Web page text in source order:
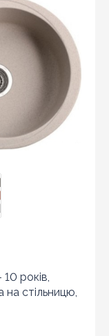
років,
стільницю,